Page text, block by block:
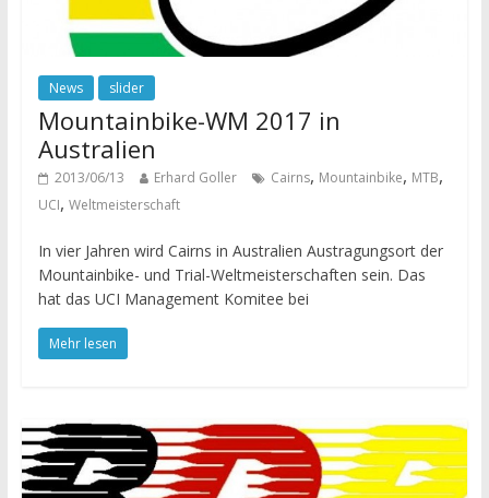
News slider
Mountainbike-WM 2017 in
Australien
2013/06/13 Erhard Goller Cairns, Mountainbike, MTB,
UCI, Weltmeisterschaft
In vier Jahren wird Cairns in Australien Austragungsort der
Mountainbike- und Trial-Weltmeisterschaften sein. Das
hat das UCI Management Komitee bei
Mehr lesen